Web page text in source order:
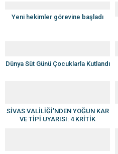
Yeni hekimler görevine başladı
Dünya Süt Günü Çocuklarla Kutlandı
SİVAS VALİLİĞİ’NDEN YOĞUN KAR
VE TİPİ UYARISI: 4 KRİTİK